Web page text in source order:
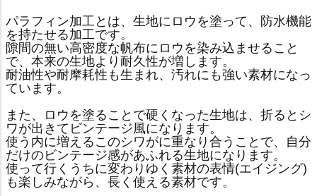
パラフィン加工とは、生地にロウを塗って、防水機能
を持たせる加工です。
隙間の無い高密度な帆布にロウを染み込ませること
で、本来の生地より耐久性が増します。
耐油性や耐摩耗性も生まれ、汚れにも強い素材になっ
ています。
また、ロウを塗ることで硬くなった生地は、折るとシ
ワが出きてビンテージ風になります。
使う内に増えるこのシワがに重なり合うことで、自分
だけのビンテージ感があふれる生地になります。
使って行くうちに変わりゆく素材の表情(エイジング)
も楽しみながら、長く使える素材です。